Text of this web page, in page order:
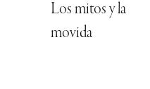
Los mitos y la
movida